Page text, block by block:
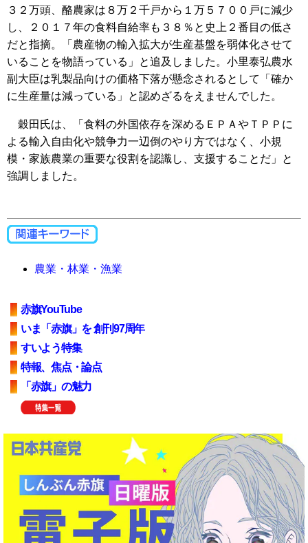
３２万頭、酪農家は８万２千戸から１万５７００戸に減少
し、２０１７年の食料自給率も３８％と史上２番目の低さ
だと指摘。「農産物の輸入拡大が生産基盤を弱体化させて
いることを物語っている」と追及しました。小里泰弘農水
副大臣は乳製品向けの価格下落が懸念されるとして「確か
に生産量は減っている」と認めざるをえませんでした。
穀田氏は、「食料の外国依存を深めるＥＰＡやＴＰＰに
よる輸入自由化や競争力一辺倒のやり方ではなく、小規
模・家族農業の重要な役割を認識し、支援することだ」と
強調しました。
農業・林業・漁業
赤旗YouTube
いま「赤旗」を 創刊97周年
すいよう特集
特報、焦点・論点
「赤旗」の魅力